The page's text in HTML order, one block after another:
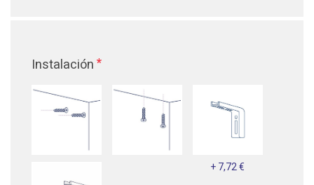
Instalación *
+ 7,72 €